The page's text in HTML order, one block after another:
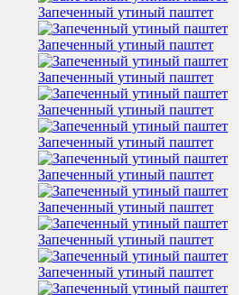
Запеченный утиный паштет
Запеченный утиный паштет
Запеченный утиный паштет
Запеченный утиный паштет
Запеченный утиный паштет
Запеченный утиный паштет
Запеченный утиный паштет
Запеченный утиный паштет
Запеченный утиный паштет